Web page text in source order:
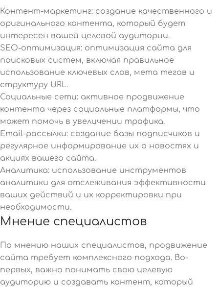
Контент-маркетинг: создание качественного и
оригинального контента, который будет
интересен вашей целевой аудитории.
SEO-оптимизация: оптимизация сайта для
поисковых систем, включая правильное
использование ключевых слов, мета тегов и
структуру URL.
Социальные сети: активное продвижение
контента через социальные платформы, что
может помочь в увеличении трафика.
Email-рассылки: создание базы подписчиков и
регулярное информирование их о новостях и
акциях вашего сайта.
Аналитика: использование инструментов
аналитики для отслеживания эффективности
ваших действий и их корректировки при
необходимости.
Мнение специалистов
По мнению наших специалистов, продвижение
сайта требует комплексного подхода. Во-
первых, важно понимать свою целевую
аудиторию и создавать контент, который